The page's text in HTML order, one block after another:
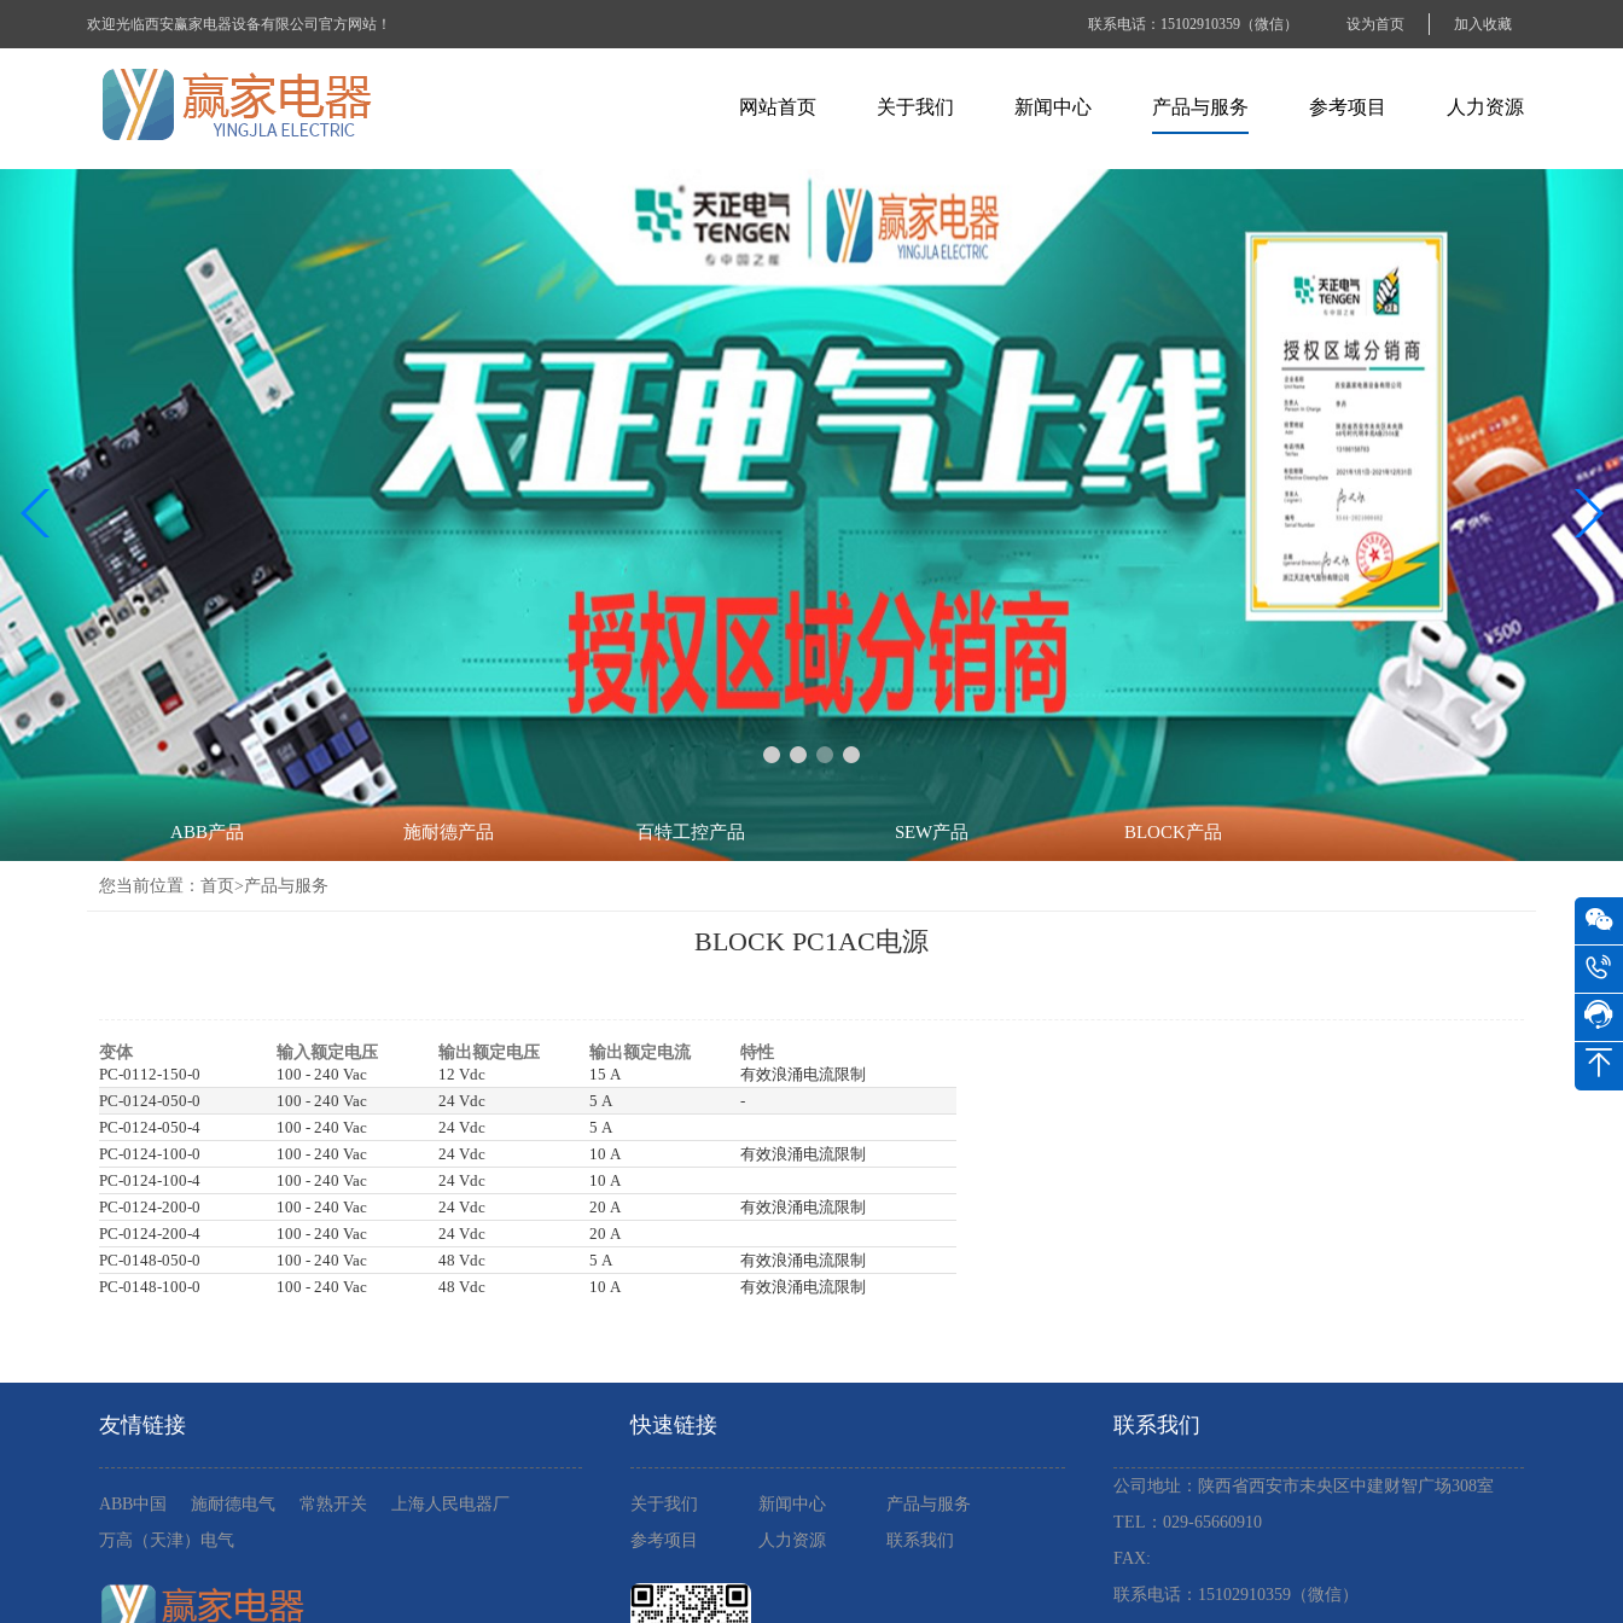
欢迎光临西安赢家电器设备有限公司官方网站！ 设为首页 加入收藏
联系电话：15102910359（微信）
网站首页 关于我们
企业简介
企业文化
联系我们
新闻中心
企业新闻
行业资讯
产品与服务
BLOCK产品
参考项目
石油化工行业
交通运输行业
烟草钢铁行业
电子工业纸业
工商商业建筑
其他大型企业
人力资源
ABB产品 施耐德产品 百特工控产品 SEW产品 BLOCK产品
您当前位置： 首页>产品与服务
BLOCK PC1AC电源
变体 输入额定电压 输出额定电压 输出额定电流
特性
PC-0112-150-0
100 - 240 Vac 12 Vdc 15 A
有效浪涌电流限制
PC-0124-050-0
100 - 240 Vac 24 Vdc 5 A
-
PC-0124-050-4
100 - 240 Vac 24 Vdc
5 A
PC-0124-100-0
100 - 240 Vac 24 Vdc 10 A
有效浪涌电流限制
PC-0124-100-4
100 - 240 Vac 24 Vdc
10 A
PC-0124-200-0
100 - 240 Vac 24 Vdc 20 A
有效浪涌电流限制
PC-0124-200-4
100 - 240 Vac 24 Vdc
20 A
PC-0148-050-0
100 - 240 Vac 48 Vdc 5 A
有效浪涌电流限制
PC-0148-100-0
100 - 240 Vac 48 Vdc 10 A 有效浪涌电流限制
友情链接
ABB中国 施耐德电气 常熟开关
上海人民电器厂
万高（天津）电气
快速链接
关于我们 新闻中心
产品与服务
参考项目
人力资源 联系我们
联系我们
公司地址：陕西省西安市未央区中建财智广场308室
TEL：029-65660910 ​
FAX:
联系电话：15102910359（微信）